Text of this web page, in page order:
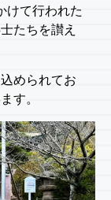
けて行われた
たちを讃え
められてお
す。